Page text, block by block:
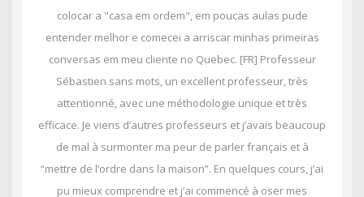
colocar a "casa em ordem", em poucas aulas pude
entender melhor e comecei a arriscar minhas primeiras
conversas em meu cliente no Quebec. [FR] Professeur
Sébastien sans mots, un excellent professeur, très
attentionné, avec une méthodologie unique et très
efficace. Je viens d’autres professeurs et j’avais beaucoup
de mal à surmonter ma peur de parler français et à
“mettre de l’ordre dans la maison”. En quelques cours, j’ai
pu mieux comprendre et j’ai commencé à oser mes